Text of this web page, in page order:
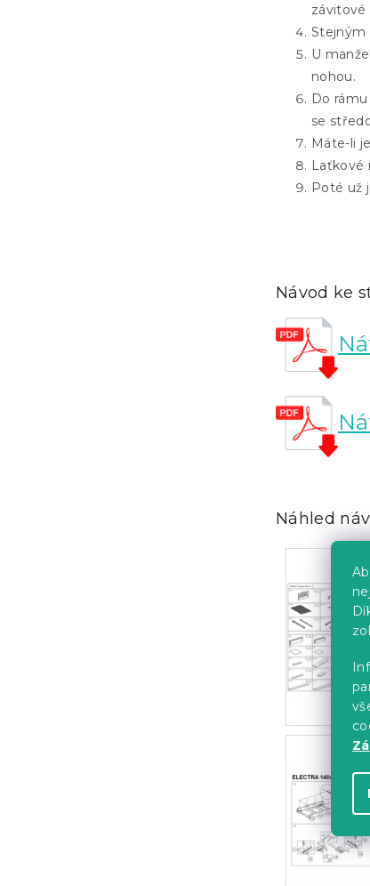
závitové
Stejným
U
nohou.
Do
se
Máte-li
Laťkové
Poté už
Návod ke
Náhled